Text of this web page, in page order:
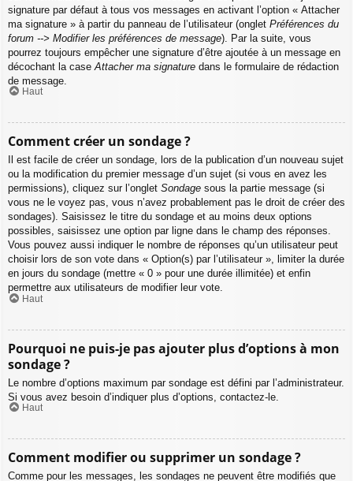
signature par défaut à tous vos messages en activant l’option « Attacher
ma signature » à partir du panneau de l’utilisateur (onglet Préférences du
forum --> Modifier les préférences de message). Par la suite, vous
pourrez toujours empêcher une signature d’être ajoutée à un message en
décochant la case Attacher ma signature dans le formulaire de rédaction
de message.
Haut
Comment créer un sondage ?
Il est facile de créer un sondage, lors de la publication d’un nouveau sujet
ou la modification du premier message d’un sujet (si vous en avez les
permissions), cliquez sur l’onglet Sondage sous la partie message (si
vous ne le voyez pas, vous n’avez probablement pas le droit de créer des
sondages). Saisissez le titre du sondage et au moins deux options
possibles, saisissez une option par ligne dans le champ des réponses.
Vous pouvez aussi indiquer le nombre de réponses qu’un utilisateur peut
choisir lors de son vote dans « Option(s) par l’utilisateur », limiter la durée
en jours du sondage (mettre « 0 » pour une durée illimitée) et enfin
permettre aux utilisateurs de modifier leur vote.
Haut
Pourquoi ne puis-je pas ajouter plus d’options à mon
sondage ?
Le nombre d’options maximum par sondage est défini par l’administrateur.
Si vous avez besoin d’indiquer plus d’options, contactez-le.
Haut
Comment modifier ou supprimer un sondage ?
Comme pour les messages, les sondages ne peuvent être modifiés que